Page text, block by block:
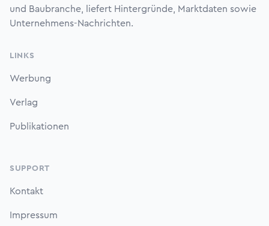
und Baubranche, liefert Hintergründe, Marktdaten sowie
Unternehmens-Nachrichten.
LINKS
Werbung
Verlag
Publikationen
SUPPORT
Kontakt
Impressum